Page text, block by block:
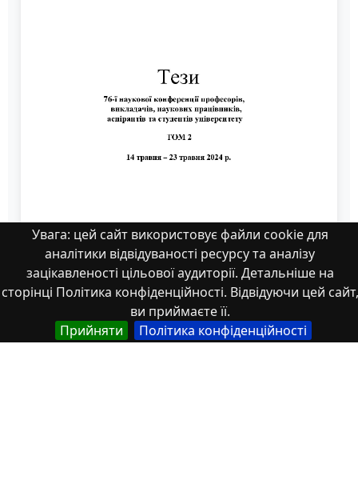
Увага: цей сайт використовує файли cookie для
аналітики відвідуваності ресурсу та аналізу
зацікавленості цільової аудиторії. Детальніше на
сторінці Політика конфіденційності. Відвідуючи цей сайт,
ви приймаєте її.
Прийняти
Політика конфіденційності